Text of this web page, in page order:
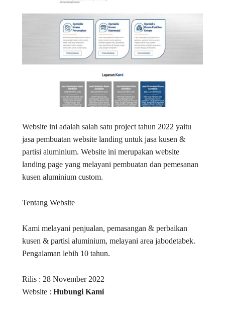
Website ini adalah salah satu project tahun 2022 yaitu
jasa pembuatan website landing untuk jasa kusen &
partisi aluminium. Website ini merupakan website
landing page yang melayani pembuatan dan pemesanan
kusen aluminium custom.
Tentang Website
Kami melayani penjualan, pemasangan & perbaikan
kusen & partisi aluminium, melayani area jabodetabek.
Pengalaman lebih 10 tahun.
Rilis : 28 November 2022
Website : Hubungi Kami